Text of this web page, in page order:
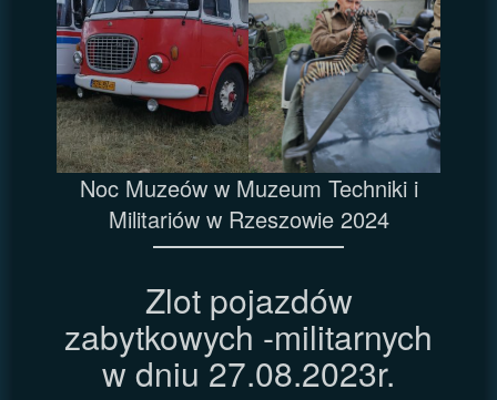
Noc Muzeów w Muzeum Techniki i
Militariów w Rzeszowie 2024
Zlot pojazdów
zabytkowych -militarnych
w dniu 27.08.2023r.